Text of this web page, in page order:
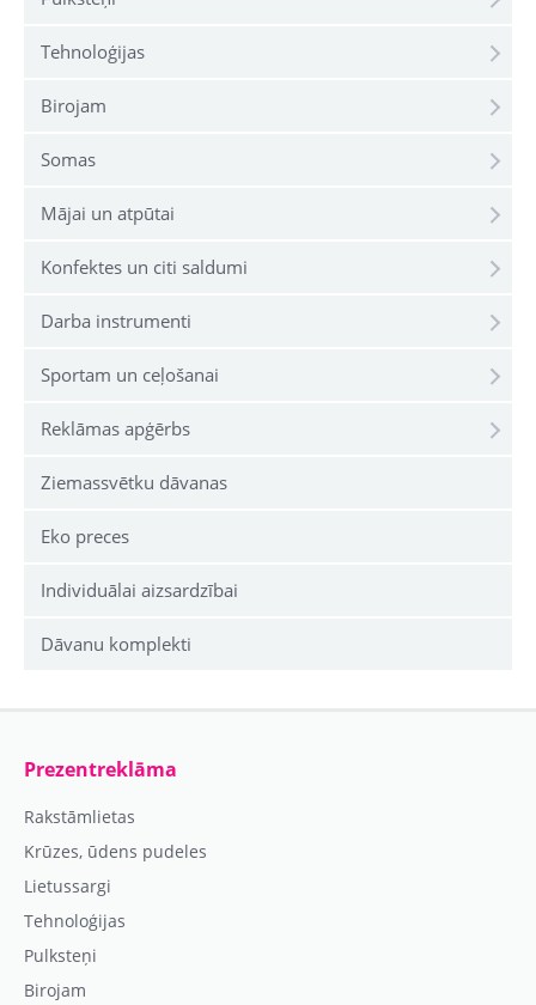
Tehnoloģijas
Birojam
Somas
Mājai un atpūtai
Konfektes un citi saldumi
Darba instrumenti
Sportam un ceļošanai
Reklāmas apģērbs
Ziemassvētku dāvanas
Eko preces
Individuālai aizsardzībai
Dāvanu komplekti
Prezentreklāma
Rakstāmlietas
Krūzes, ūdens pudeles
Lietussargi
Tehnoloģijas
Pulksteņi
Birojam